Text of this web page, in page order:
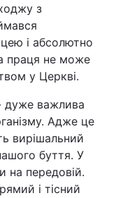
з
і абсолютно
праця не може
у Церкві.
дуже важлива
Адже це
вирішальний
буття. У
на передовій.
і тісний